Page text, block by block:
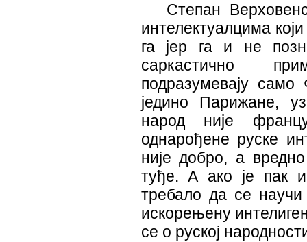
Степан
интелектуалцима
га јер га и не
саркастично
подразумевају
једино Парижане,
народ није
однарођене руске
није добро, а
туђе. А ако је пак
требало да се
искорењену
се о руској